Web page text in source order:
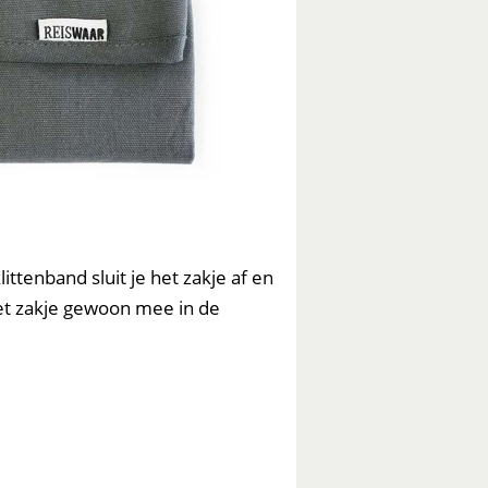
sluit je het zakje af en
zakje gewoon mee in de